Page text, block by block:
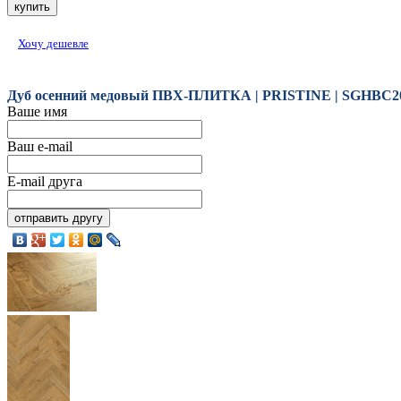
Хочу дешевле
Дуб оcенний медовый ПВХ-ПЛИТКА | PRISTINE |
Ваше имя
Ваш e-mail
E-mail друга